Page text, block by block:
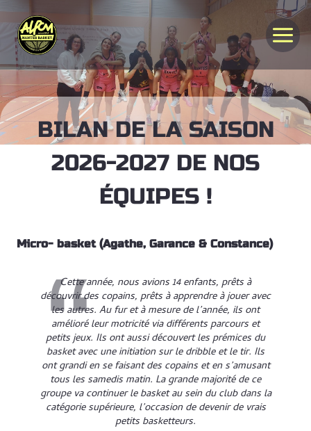
au
contenu
BILAN DE LA SAISON
2026-2027 DE NOS
ÉQUIPES !
Micro- basket (Agathe, Garance & Constance)
Cette année, nous avions 14 enfants, prêts à
découvrir des copains, prêts à apprendre à jouer avec
les autres. Au fur et à mesure de l’année, ils ont
amélioré leur motricité viadifférents parcours et
petits jeux. Ils ont aussi découvert les prémices du
basket avec une initiation sur le dribble et le tir. Ils
ont grandi en se faisant des copains et en s’amusant
tous les samedis matin. La grande majorité de ce
groupe va continuer le basket au sein du club dans la
catégorie supérieure, l’occasion de devenir de vrais
petits basketteurs.